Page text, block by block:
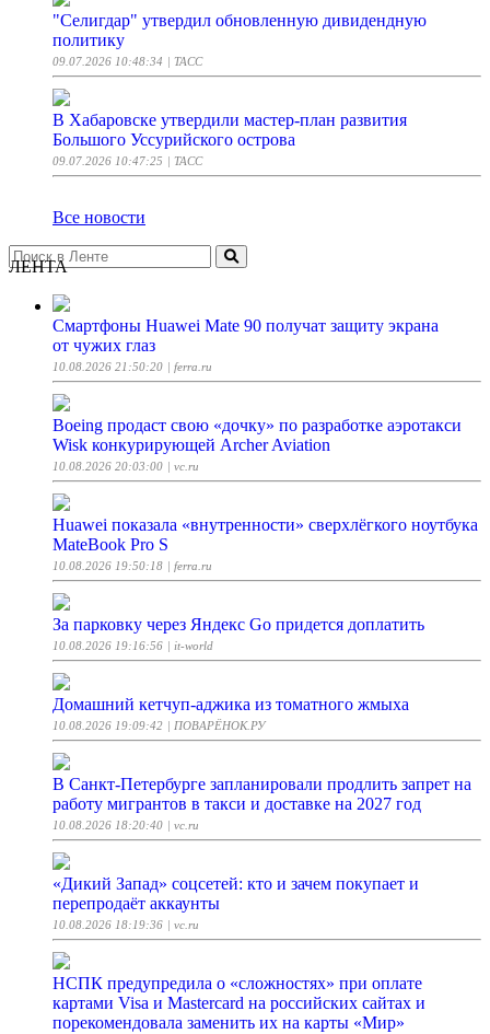
"Селигдар" утвердил обновленную дивидендную
политику
09.07.2026 10:48:34 | ТАСС
В Хабаровске утвердили мастер-план развития
Большого Уссурийского острова
09.07.2026 10:47:25 | ТАСС
Все новости
ЛЕНТА
Смартфоны Huawei Mate 90 получат защиту экрана
от чужих глаз
10.08.2026 21:50:20 | ferra.ru
Boeing продаст свою «дочку» по разработке аэротакси
Wisk конкурирующей Archer Aviation
10.08.2026 20:03:00 | vc.ru
Huawei показала «внутренности» сверхлёгкого ноутбука
MateBook Pro S
10.08.2026 19:50:18 | ferra.ru
За парковку через Яндекс Go придется доплатить
10.08.2026 19:16:56 | it-world
Домашний кетчуп-аджика из томатного жмыха
10.08.2026 19:09:42 | ПОВАРЁНОК.РУ
В Санкт-Петербурге запланировали продлить запрет на
работу мигрантов в такси и доставке на 2027 год
10.08.2026 18:20:40 | vc.ru
«Дикий Запад» соцсетей: кто и зачем покупает и
перепродаёт аккаунты
10.08.2026 18:19:36 | vc.ru
НСПК предупредила о «сложностях» при оплате
картами Visa и Mastercard на российских сайтах и
порекомендовала заменить их на карты «Мир»